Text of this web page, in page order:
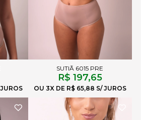
SUTIÃ 6015 PRE
R$ 197,65
3X R$ 65,88